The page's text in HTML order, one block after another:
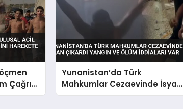
Çağrısı
Yunanistan’da Türk
Mahkumlar Cezaevinde İsyan
Çıkardı Yangın ve Ölüm